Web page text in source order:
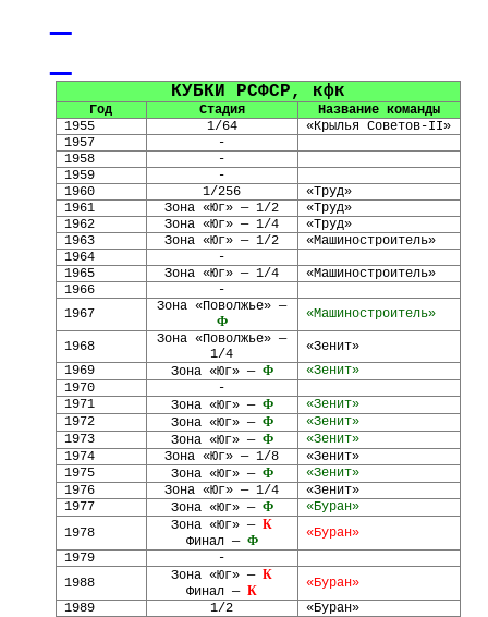
КУБКИ РСФСР, кфк
Год Стадия
Название команды
1955
1/64 «Крылья Советов-II»
1957
-
1958
-
1959
-
1960
1/256
«Труд»
1961
Зона «Юг» — 1/2
«Труд»
1962
Зона «Юг» — 1/4
«Труд»
1963
Зона «Юг» — 1/2
«Машиностроитель»
1964
-
1965
Зона «Юг» — 1/4
«Машиностроитель»
1966
-
1967
Зона «Поволжье» —
Ф
«Машиностроитель»
1968
Зона «Поволжье» —
1/4
«Зенит»
1969
Зона «Юг» — Ф
«Зенит»
1970
-
1971
Зона «Юг» — Ф
«Зенит»
1972
Зона «Юг» — Ф
«Зенит»
1973
Зона «Юг» — Ф
«Зенит»
1974
Зона «Юг» — 1/8
«Зенит»
1975
Зона «Юг» — Ф
«Зенит»
1976
Зона «Юг» — 1/4
«Зенит»
1977
Зона «Юг» — Ф
«Буран»
1978
Зона «Юг» —К
«Буран»
Финал — Ф
1979
-
1988
Зона «Юг» —К
«Буран»
Финал —К
1989
1/2 «Буран»